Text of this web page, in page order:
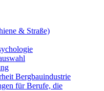
& Straße)
Bergbauindustrie
für Berufe, die